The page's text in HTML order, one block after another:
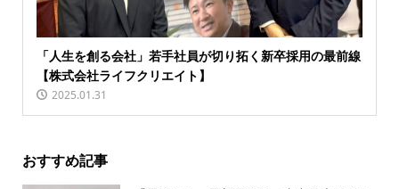
「人生を創る会社」若手社員が切り拓く新卒採用の最前線
【株式会社ライフクリエイト】
2025.01.31
おすすめ記事